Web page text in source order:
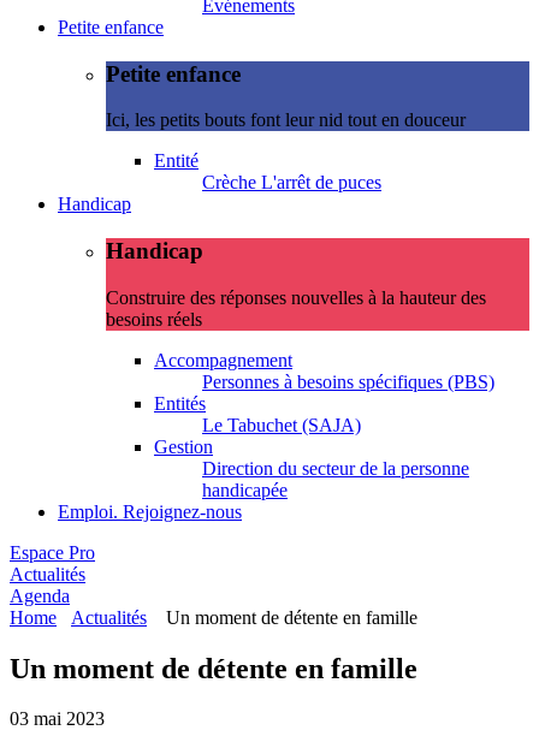
Evénements
Petite enfance
Petite enfance
Ici, les petits bouts font leur nid tout en douceur
Entité
Crèche L'arrêt de puces
Handicap
Handicap
Construire des réponses nouvelles à la hauteur des
besoins réels
Accompagnement
Personnes à besoins spécifiques (PBS)
Entités
Le Tabuchet (SAJA)
Gestion
Direction du secteur de la personne
handicapée
Emploi. Rejoignez-nous
Espace Pro
Actualités
Agenda
Home
Actualités Un moment de détente en famille
Un moment de détente en famille
03 mai 2023